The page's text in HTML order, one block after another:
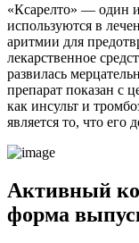
«Ксарелто» — один
используются в
аритмии для
лекарственное
развилась
препарат показан с
как инсульт и
является то, что его
Активный
форма